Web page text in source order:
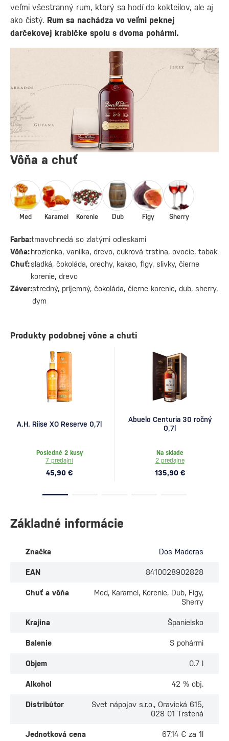
veľmi všestranný rum, ktorý sa hodí do kokteilov, ale aj
ako čistý. Rum sa nachádza vo veľmi peknej
darčekovej krabičke spolu s dvoma pohármi.
Vôňa a chuť
Farba:tmavohnedá so zlatými odleskami
Vôňa:hrozienka, vanilka, drevo, cukrová trstina, ovocie, tabak
Chuť:sladká, čokoláda, orechy, kakao, figy, slivky, čierne
korenie, drevo
Záver:stredný, príjemný, čokoláda, čierne korenie, dub, sherry,
dym
Med Karamel Korenie Dub Figy Sherry
Produkty podobnej vône a chuti
A.H. Riise XO Reserve 0,7l
Posledné 2 kusy
7 predajní
45,90 €
Abuelo Centuria 30 ročný
0,7l
Na sklade
2 predajne
135,90 €
Základné informácie
Značka Dos Maderas
EAN 8410028902828
Chuť a vôňa
Med, Karamel, Korenie, Dub, Figy,
Sherry
Krajina Španielsko
Balenie S pohármi
Objem 0.7 l
Alkohol 42 % obj.
Distribútor
Svet nápojov s.r.o., Oravická 615,
028 01 Trstená
Jednotková cena 67,14 € za 1l